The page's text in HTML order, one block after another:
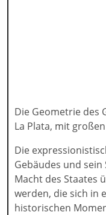
Die Geometrie des
La Plata, mit
Die
Gebäudes und
Macht des Staates
werden, die sich in
historischen